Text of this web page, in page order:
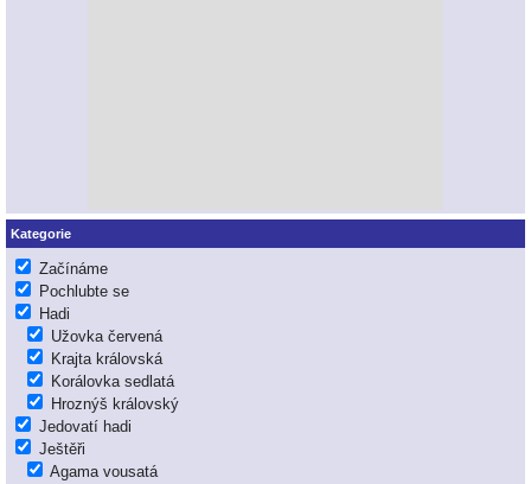
Kategorie
Začínáme
Pochlubte se
Hadi
Užovka červená
Krajta královská
Korálovka sedlatá
Hroznýš královský
Jedovatí hadi
Ještěři
Agama vousatá